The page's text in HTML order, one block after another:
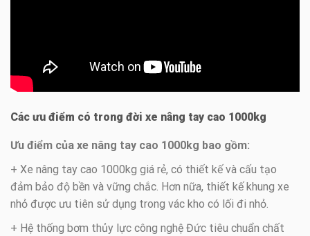
Các ưu điểm có trong đời xe nâng tay cao 1000kg
Ưu điểm của xe nâng tay cao 1000kg bao gồm:
+ Xe nâng tay cao 1000kg giá rẻ, có thiết kế và cấu tạo
đảm bảo độ bền và vững chắc. Hơn nữa, thiết kế khung xe
nhỏ được ưu tiên sử dụng trong vác kho có lối đi nhỏ.
+ Hệ thống bơm thủy lực công nghệ Đức tiêu chuẩn chất